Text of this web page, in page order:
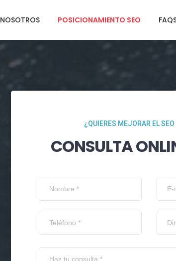
NOSOTROS POSICIONAMIENTO SEO
¿QUIERES MEJORAR EL SEO
CONSULTA